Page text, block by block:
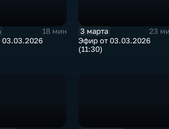
18 мин
03.03.2026
3 марта
23
Эфир от 03.03.2026
(11:30)